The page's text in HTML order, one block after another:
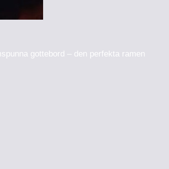
gottebord – den perfekta ramen